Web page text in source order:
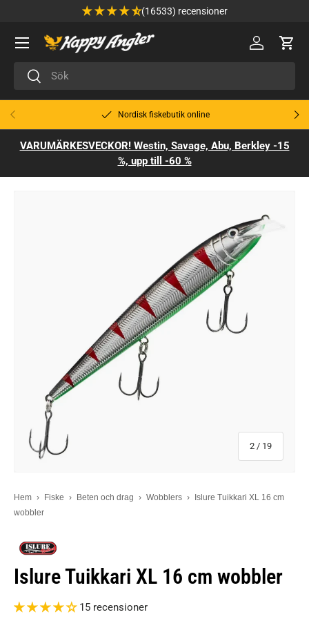
(16533) recensioner
SökSök
🔑 Logga
Meny
Tidigare Nordisk fiskebutik online
VARUMÄRKESVECKOR! Westin, Savage, Abu, Berkley -15
%, upp till -60 %
2 / från något
19
Hem › Fiske › Beten och drag › Wobblers ›
Islure Tuikkari XL 16 cm
wobbler
Islure Tuikkari XL 16 cm wobbler
15 recensioner